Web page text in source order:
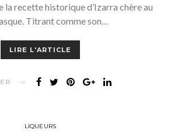
recette historique d’Izarra chère au
Titrant comme son…
LIRE L'ARTICLE
LIQUEURS